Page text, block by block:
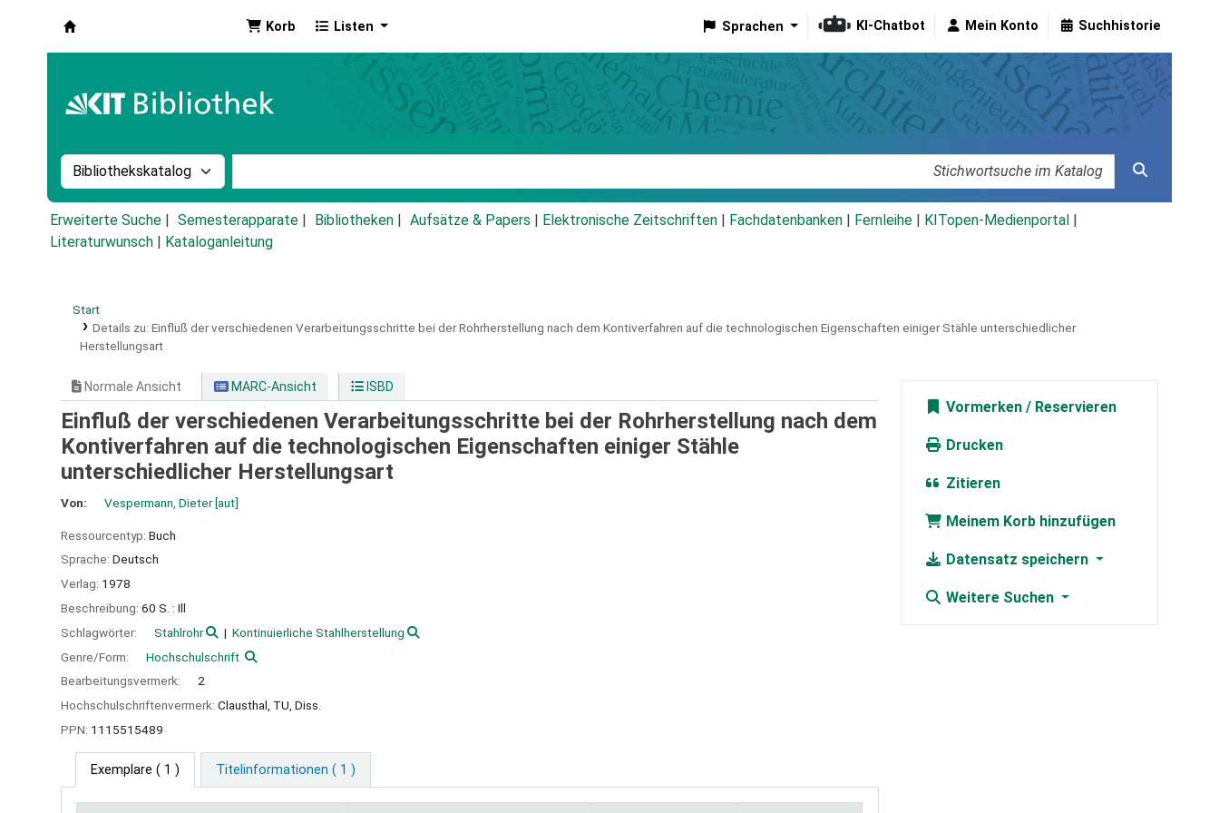
Korb Listen Sprachen KI-Chatbot Mein Konto Suchhistorie
Suche im Katalog nach:
Erweiterte Suche Semesterapparate Bibliotheken Aufsätze & Papers Elektronische Zeitschriften Fachdatenbanken Fernleihe KITopen-Medienportal
Literaturwunsch
Kataloganleitung
Start
Details zu: Einfluß der verschiedenen Verarbeitungsschritte bei der Rohrherstellung nach dem Kontiverfahren auf die technologischen Eigenschaften einiger Stähle unterschiedlicher
Herstellungsart
Normale Ansicht MARC-Ansicht ISBD
Einfluß der verschiedenen Verarbeitungsschritte bei der Rohrherstellung nach dem
Kontiverfahren auf die technologischen Eigenschaften einiger Stähle
unterschiedlicher Herstellungsart
Von: Vespermann, Dieter[aut]
Ressourcentyp: Buch
Sprache: Deutsch
Verlag: 1978
Beschreibung: 60 S. : Ill
Schlagwörter:
Stahlrohr
Kontinuierliche Stahlherstellung
Genre/Form:
Hochschulschrift
Bearbeitungsvermerk:
2
Hochschulschriftenvermerk: Clausthal, TU, Diss.
PPN: 1115515489
Exemplare ( 1 ) Titelinformationen ( 1 )
Vormerken
Drucken
Zitieren
Meinem Korb hinzufügen
Datensatz speichern
Weitere Suchen